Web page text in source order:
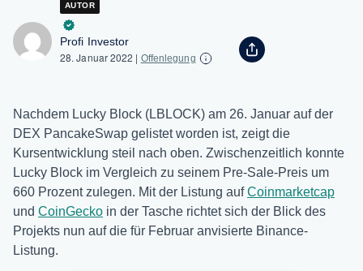
AUTOR
Profi Investor
28. Januar 2022 | Offenlegung
Nachdem Lucky Block (LBLOCK) am 26. Januar auf der
DEX PancakeSwap gelistet worden ist, zeigt die
Kursentwicklung steil nach oben. Zwischenzeitlich konnte
Lucky Block im Vergleich zu seinem Pre-Sale-Preis um
660 Prozent zulegen. Mit der Listung aufCoinmarketcap
und CoinGecko in der Tasche richtet sich der Blick des
Projekts nun auf die für Februar anvisierte Binance-
Listung.